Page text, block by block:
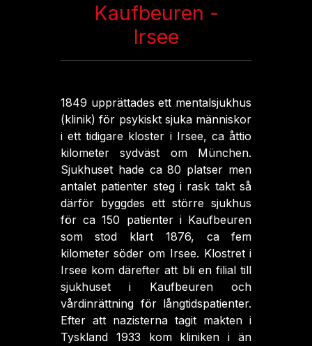
Kaufbeuren -
Irsee
1849 upprättades ett mentalsjukhus
(klinik) för psykiskt sjuka människor
i ett tidigare kloster i Irsee, ca åttio
kilometer sydväst om München.
Sjukhuset hade ca 80 platser men
antalet patienter steg i rask takt så
därför byggdes ett större sjukhus
för ca 150 patienter i Kaufbeuren
som stod klart 1876, ca fem
kilometer söder om Irsee. Klostret i
Irsee kom därefter att bli en filial till
sjukhuset i Kaufbeuren och
vårdinrättning för långtidspatienter.
Efter att nazisterna tagit makten i
Tyskland 1933 kom kliniken i än